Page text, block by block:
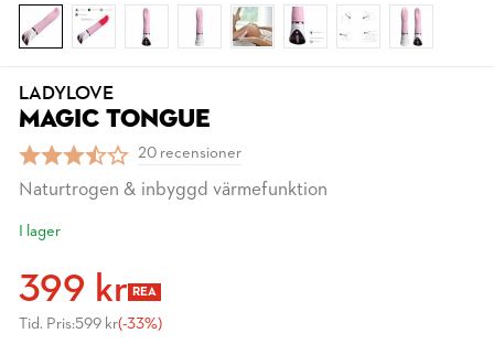
LADYLOVE
MAGIC TONGUE
20 recensioner
Naturtrogen & inbyggd värmefunktion
I lager
399 kr REA
Tid. Pris:599 kr(-33%)